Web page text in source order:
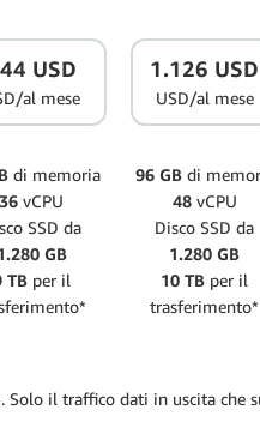
USD
al mese
di memoria
36vCPU
SSD da
GB
TBper il
1.126 USD
USD/al mese
96 GBdi
48vCPU
Disco SSD da
1.280 GB
10 TB per il
trasferimento*
il traffico dati in uscita che